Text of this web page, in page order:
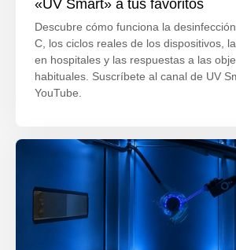
«UV Smart» a tus favoritos
Descubre cómo funciona la
C, los ciclos reales de los dispositivos,
en hospitales y las respuestas a las
habituales. Suscríbete al canal de UV
YouTube.